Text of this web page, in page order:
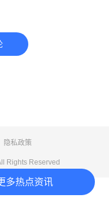
多热点资讯
隐私政策
Rights Reserved